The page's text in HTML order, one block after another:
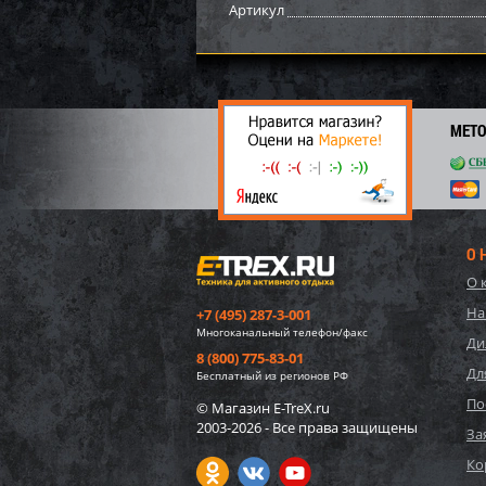
447
Артикул
+7 (495) 287-3-001
Многоканальный телефон/факс
8 (800) 775-83-01
Бесплатный из регионов РФ
© Магазин E-TreX.ru
2003-2026 - Все права защищены
О
О